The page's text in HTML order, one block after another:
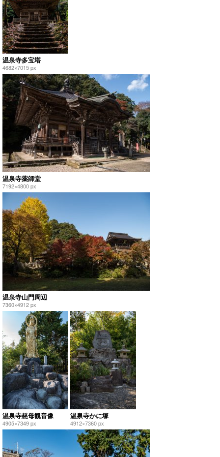
温泉寺多宝塔
4682×7015 px
温泉寺薬師堂
7192×4800 px
温泉寺山門周辺
7360×4912 px
温泉寺慈母観音像
4905×7349 px
温泉寺かに塚
4912×7360 px